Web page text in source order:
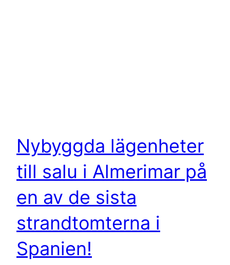
Nybyggda lägenheter
till salu i Almerimar på
en av de sista
strandtomterna i
Spanien!